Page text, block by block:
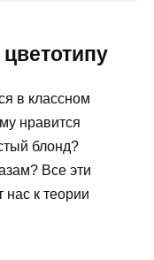
в классном
нравится
блонд?
Все эти
к теории